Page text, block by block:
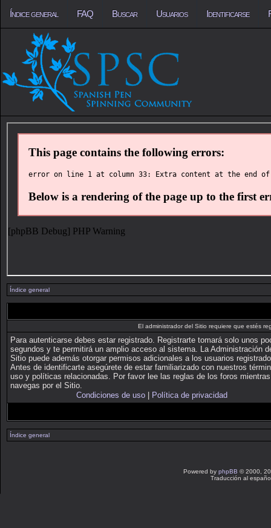
Índice general FAQ Buscar Usuarios Identificarse
Índice general
El administrador del Sitio requiere que estés
Para autenticarse debes estar registrado. Registrarte tomará solo unos
segundos y te permitirá un amplio acceso al sistema. La Administración
Sitio puede además otorgar permisos adicionales a los usuarios
Antes de identificarte asegúrete de estar familiarizado con nuestros
uso y políticas relacionadas. Por favor lee las reglas de los foros mientras
navegas por el Sitio.
Condiciones de uso| Política de privacidad
Índice general
Powered by phpBB © 2000,
Traducción al